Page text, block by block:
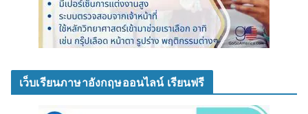
เว็บเรียนภาษาอังกฤษออนไลน์ เรียนฟรี